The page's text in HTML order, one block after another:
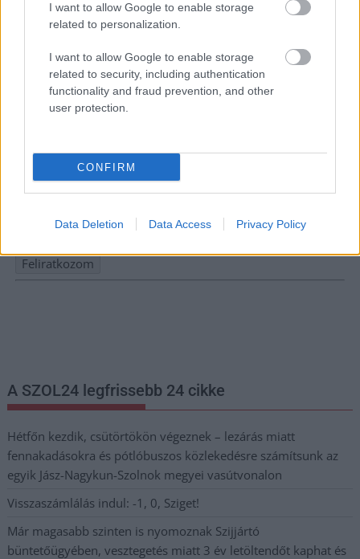
I want to allow Google to enable storage
related to personalization.
I want to allow Google to enable storage
related to security, including authentication
functionality and fraud prevention, and other
user protection.
CONFIRM
Data Deletion Data Access Privacy Policy
Hírlevél feliratkozás
Adja meg keresztnevét:
Adja
Megismertem és elfogadom aGDPR-szabályzatot
A SZOL24 legfrissebb 24 cikke
Hétfőn kezdik, csütörtökön végeznek – lezárás miatt
fennakadásokra és pótlóbuszos közlekedésre számítsunk az
egyik Jász-Nagykun-Szolnok megyei vasútvonalon
Visszaszámlálás indul: -1, 0, Sziget!
Már magasabb szinten is nyomoznak Szijjártó
büntetőügyében, vesztegetés miatt 3 év letöltendőt kaphat és